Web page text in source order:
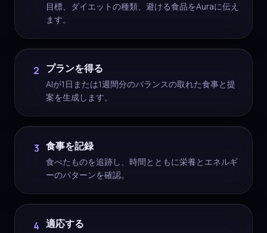
目標、ダイエットの種類、避ける食品をAuraに伝え
ます。
2 プランを得る
AIが1日または1週間分のバランスの取れた食事と提
案を生成します。
3 食事を記録
食べたものを追跡し、時間とともに栄養とエネルギ
ーのパターンを確認。
4 適応する